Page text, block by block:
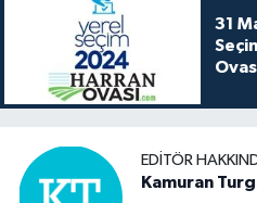
31
EDITÖR
Kamuran